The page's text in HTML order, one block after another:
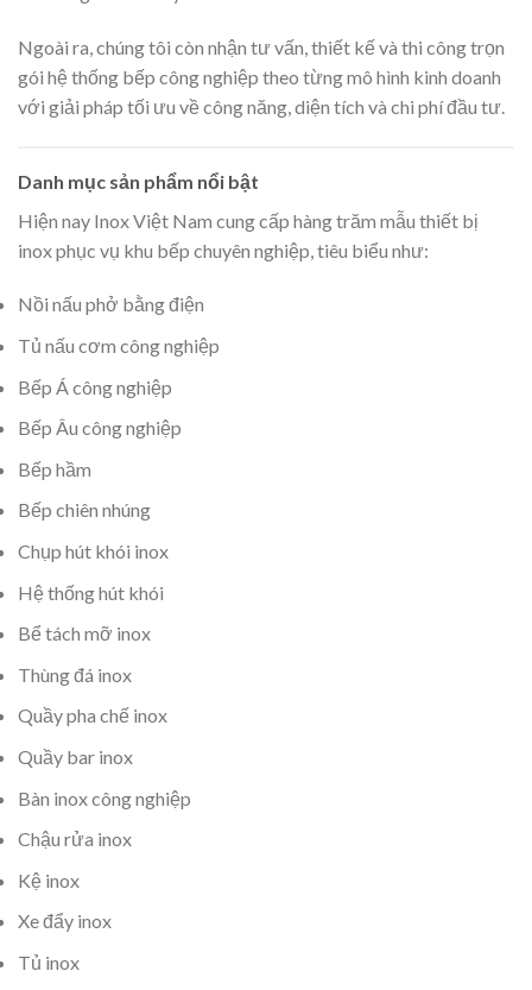
Ngoài ra, chúng tôi còn nhận tư vấn, thiết kế và thi công trọn
gói hệ thống bếp công nghiệp theo từng mô hình kinh doanh
với giải pháp tối ưu về công năng, diện tích và chi phí đầu tư.
Danh mục sản phẩm nổi bật
Hiện nay Inox Việt Nam cung cấp hàng trăm mẫu thiết bị
inox phục vụ khu bếp chuyên nghiệp, tiêu biểu như:
Nồi nấu phở bằng điện
Tủ nấu cơm công nghiệp
Bếp Á công nghiệp
Bếp Âu công nghiệp
Bếp hầm
Bếp chiên nhúng
Chụp hút khói inox
Hệ thống hút khói
Bể tách mỡ inox
Thùng đá inox
Quầy pha chế inox
Quầy bar inox
Bàn inox công nghiệp
Chậu rửa inox
Kệ inox
Xe đẩy inox
Tủ inox